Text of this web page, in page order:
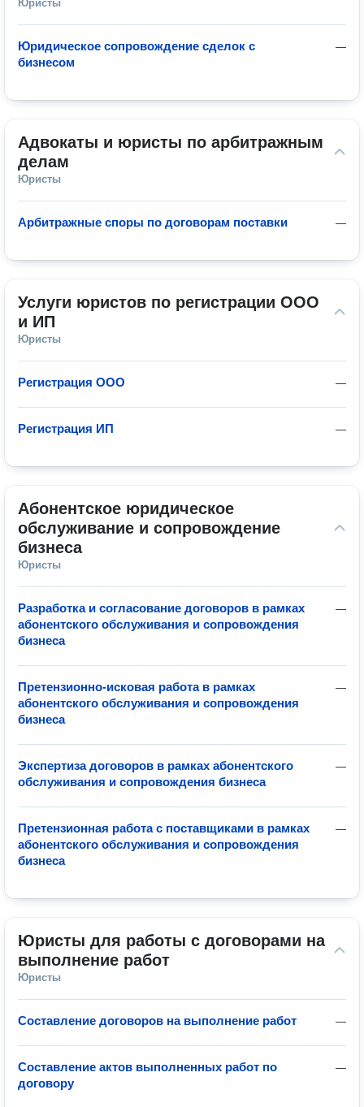
Юристы
—
Юридическое сопровождение сделок с
бизнесом
Адвокаты и юристы по арбитражным
делам
Юристы
—
Арбитражные споры по договорам поставки
Услуги юристов по регистрации ООО
и ИП
Юристы
—
Регистрация ООО
—
Регистрация ИП
Абонентское юридическое
обслуживание и сопровождение
бизнеса
Юристы
—
Разработка и согласование договоров в рамках
абонентского обслуживания и сопровождения
бизнеса
—
Претензионно-исковая работа в рамках
абонентского обслуживания и сопровождения
бизнеса
—
Экспертиза договоров в рамках абонентского
обслуживания и сопровождения бизнеса
—
Претензионная работа с поставщиками в рамках
абонентского обслуживания и сопровождения
бизнеса
Юристы для работы с договорами на
выполнение работ
Юристы
—
Составление договоров на выполнение работ
—
Составление актов выполненных работ по
договору